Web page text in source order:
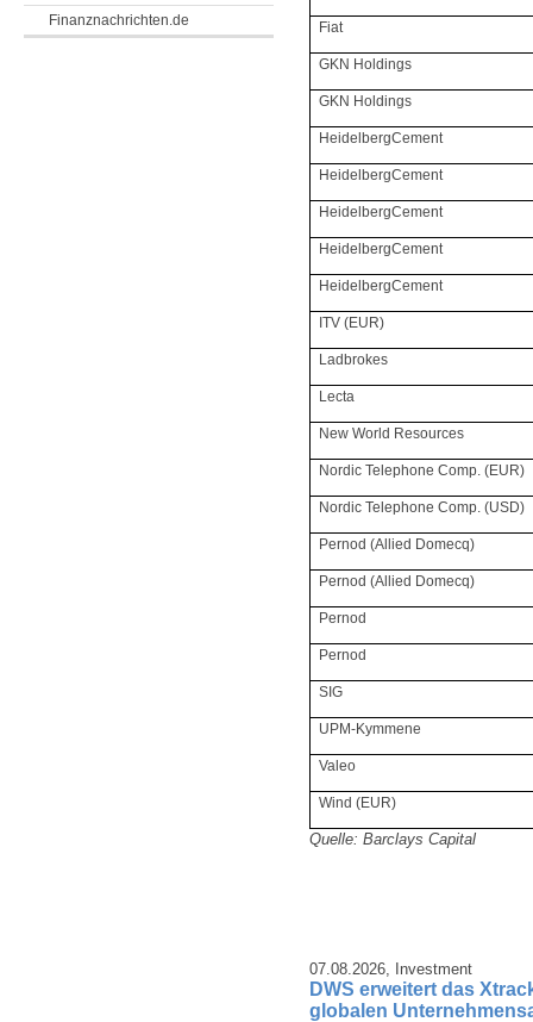
Fiat
GKN Holdings
GKN Holdings
HeidelbergCement
HeidelbergCement
HeidelbergCement
HeidelbergCement
HeidelbergCement
ITV (EUR)
Ladbrokes
Lecta
New World Resources
Nordic Telephone Comp. (EUR)
Nordic Telephone Comp. (USD)
Pernod (Allied Domecq)
Pernod (Allied Domecq)
Pernod
Pernod
SIG
UPM-Kymmene
Valeo
Wind (EUR)
Quelle: Barclays Capital
07.08.2026, Investment
DWS erweitert das
globalen
Finanznachrichten.de